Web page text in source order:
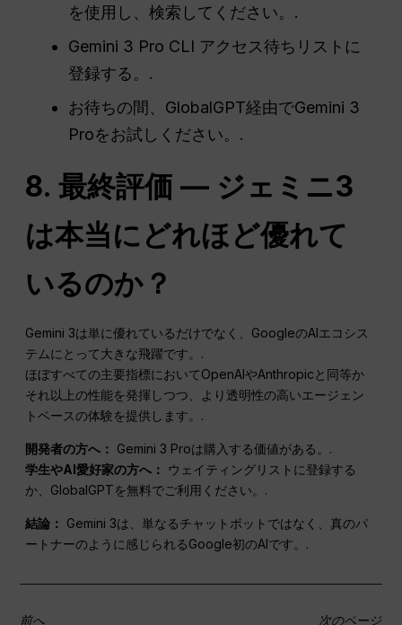
を使用し、検索してください。.
Gemini 3 Pro CLI アクセス待ちリストに
登録する。.
お待ちの間、GlobalGPT経由でGemini 3
Proをお試しください。.
8. 最終評価 — ジェミニ3
は本当にどれほど優れて
いるのか？
Gemini 3は単に優れているだけでなく、GoogleのAIエコシス
テムにとって大きな飛躍です。.
ほぼすべての主要指標においてOpenAIやAnthropicと同等か
それ以上の性能を発揮しつつ、より透明性の高いエージェン
トベースの体験を提供します。.
開発者の方へ： Gemini 3 Proは購入する価値がある。.
学生やAI愛好家の方へ： ウェイティングリストに登録する
か、GlobalGPTを無料でご利用ください。.
結論： Gemini 3は、単なるチャットボットではなく、真のパ
ートナーのように感じられるGoogle初のAIです。.
前へ 次のページ